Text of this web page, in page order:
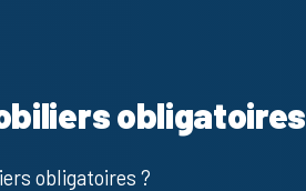
obligatoires
obligatoires ?